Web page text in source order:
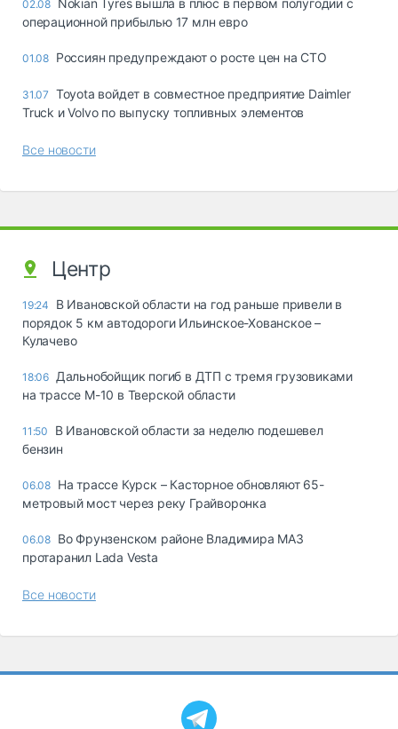
02.08
Nokian Tyres вышла в плюс в первом полугодии с
операционной прибылью 17 млн евро
01.08 Россиян предупреждают о росте цен на СТО
31.07 Toyota войдет в совместное предприятие Daimler
Truck и Volvo по выпуску топливных элементов
Все новости
Центр
19:24
В Ивановской области на год раньше привели в
порядок 5 км автодороги Ильинское-Хованское –
Кулачево
18:06 Дальнобойщик погиб в ДТП с тремя грузовиками
на трассе М-10 в Тверской области
11:50
В Ивановской области за неделю подешевел
бензин
06.08 На трассе Курск – Касторное обновляют 65-
метровый мост через реку Грайворонка
06.08 Во Фрунзенском районе Владимира МАЗ
протаранил Lada Vesta
Все новости